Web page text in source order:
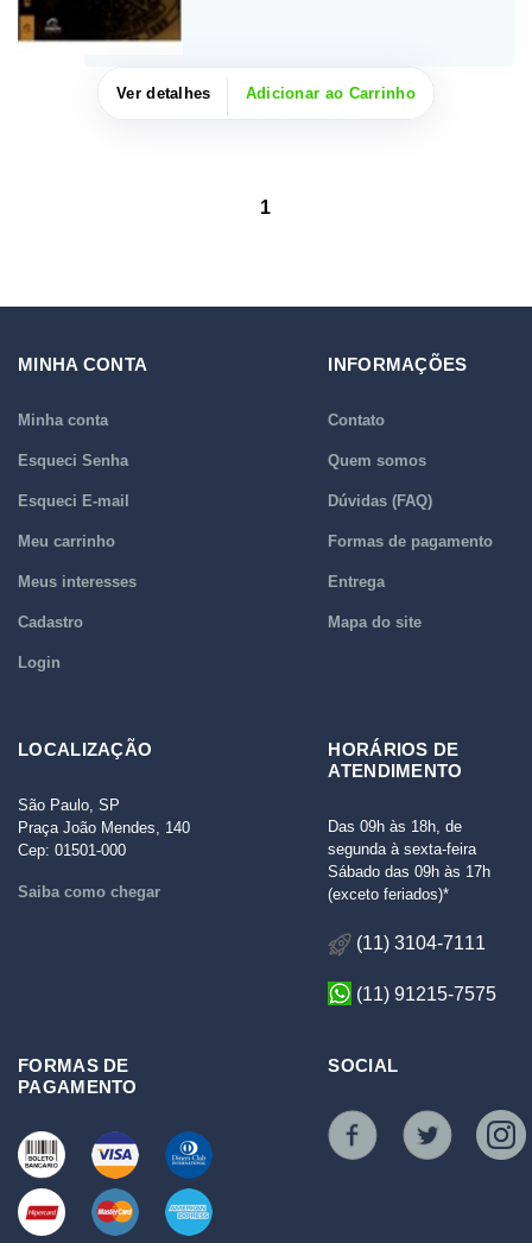
Ver detalhes Adicionar ao Carrinho
1
MINHA CONTA
Minha conta
Esqueci Senha
Esqueci E-mail
Meu carrinho
Meus interesses
Cadastro
Login
INFORMAÇÕES
Contato
Quem somos
Dúvidas (FAQ)
Formas de pagamento
Entrega
Mapa do site
LOCALIZAÇÃO
São Paulo, SP
Praça João Mendes, 140
Cep: 01501-000
Saiba como chegar
HORÁRIOS DE
ATENDIMENTO
Das 09h às 18h, de
segunda à sexta-feira
Sábado das 09h às 17h
(exceto feriados)*
(11) 3104-7111
(11) 91215-7575
FORMAS DE
PAGAMENTO
SOCIAL